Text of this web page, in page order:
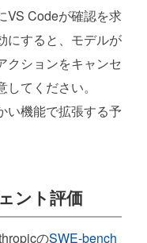
VS Codeが確認を求
にすると、モデルが
クションをキャンセ
てください。
い機能で拡張する予
ント評価
のSWE-bench